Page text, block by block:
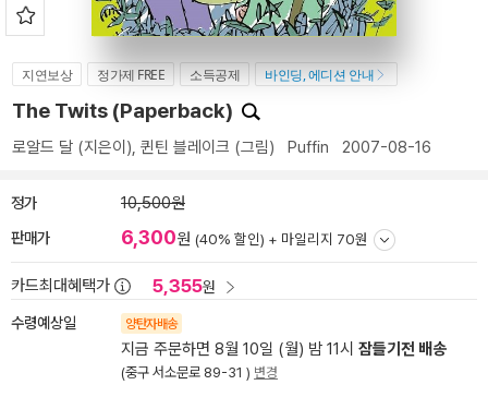
지연보상 정가제 FREE 소득공제 바인딩, 에디션 안내
The Twits (Paperback)
로알드 달 (지은이), 퀸틴 블레이크 (그림) Puffin 2007-08-16
정가 10,500원
판매가 6,300원 (40% 할인) + 마일리지 70원
카드최대혜택가 5,355원
수령예상일 양탄자배송
지금 주문하면 8월 10일 (월) 밤 11시 잠들기전 배송
(중구 서소문로 89-31 ) 변경